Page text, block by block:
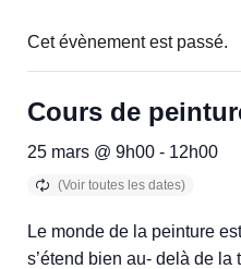
Cet évènement est passé.
Cours de
25 mars @ 9h00 - 12h00
Le monde de la peinture
s’étend bien au- delà de la